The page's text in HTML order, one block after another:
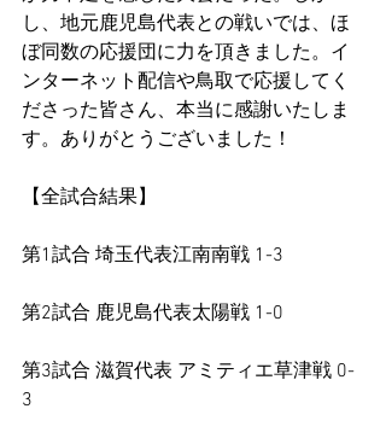
し、地元鹿児島代表との戦いでは、ほ
ぼ同数の応援団に力を頂きました。イ
ンターネット配信や鳥取で応援してく
ださった皆さん、本当に感謝いたしま
す。ありがとうございました！
【全試合結果】
第1試合 埼玉代表江南南戦 1-3
第2試合 鹿児島代表太陽戦 1-0
第3試合 滋賀代表 アミティエ草津戦 0-
3